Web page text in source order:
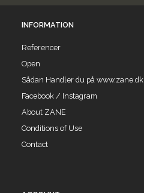
INFORMATION
Referencer
Open
Sådan Handler du på www.zane.dk
Facebook / Instagram
About ZANE
Conditions of Use
Contact